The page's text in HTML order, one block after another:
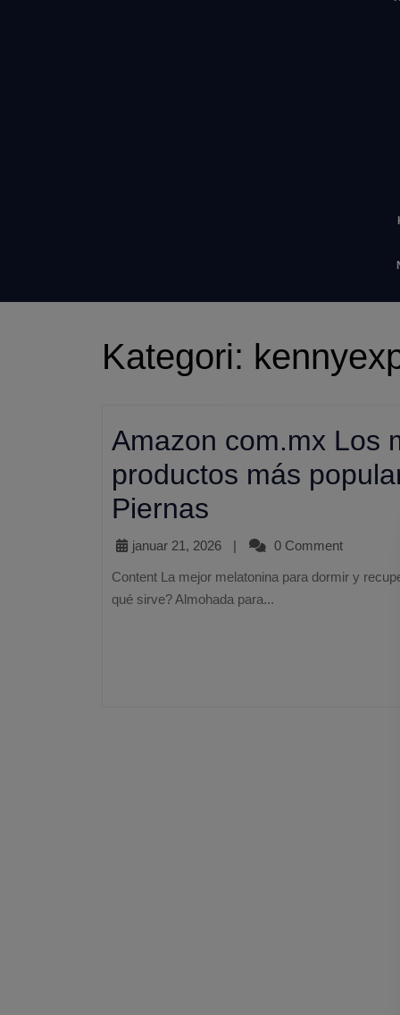
Kategori:
Amazon com.mx Los
productos más
Piernas
januar 21, 2026 | 0 Comment
Content La mejor melatonina para dormir y recuperar una rutina de descanso Almohada para piernas, ¿para
qué sirve? Almohada para...